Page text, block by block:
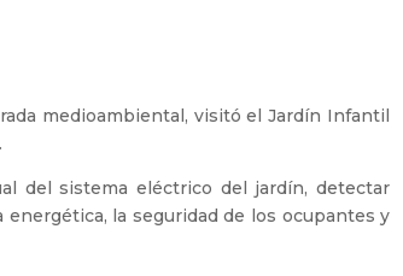
medioambiental, visitó el Jardín Infantil
del sistema eléctrico del jardín, detectar
la seguridad de los ocupantes y